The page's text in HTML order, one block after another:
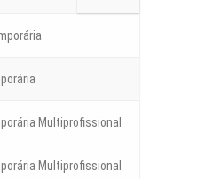
Multiprofissional
Multiprofissional